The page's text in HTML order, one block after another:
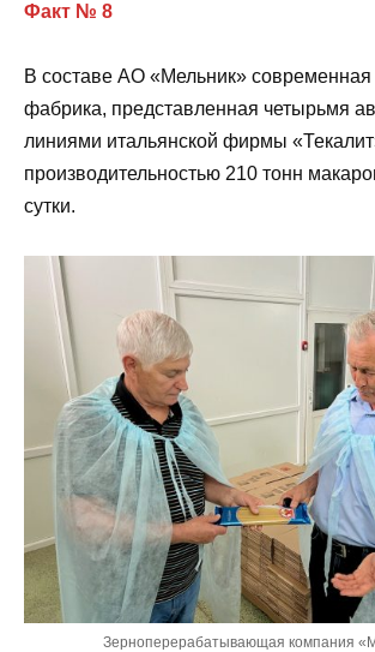
Факт № 8
В составе АО «Мельник»
фабрика, представленная четырьмя
линиями итальянской фирмы
производительностью 210 тонн
сутки.
Зерноперерабатывающая компания